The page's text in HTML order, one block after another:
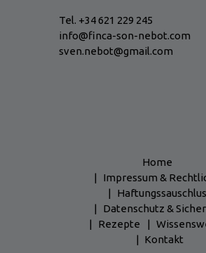
Tel. +34 621 229 245
info@finca-son-nebot.com
sven.nebot@gmail.com
Home
Impressum &
Datenschutz &
Rezepte
Kontakt